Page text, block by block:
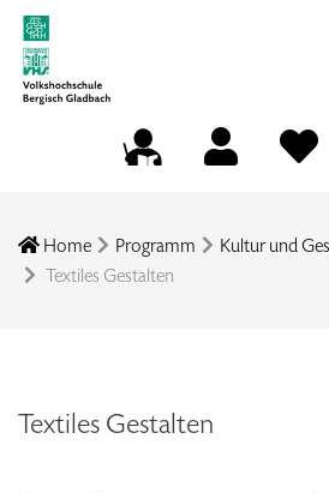
Home Programm
Kultur und
Textiles Gestalten
Textiles Gestalten